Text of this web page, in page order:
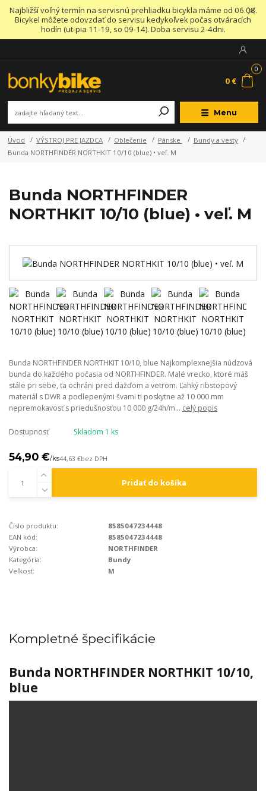
Najbližší voľný termín na servisnú prehliadku bicykla máme od 06.08.
Bicykel môžete odovzdať do servisu kedykoľvek počas otváracích
hodín (ut-pia 11-19, so 09-14). Doba servisu 2-4dni.
Menu
0
0 €
Úvod VÝSTROJ PRE JAZDCA Oblečenie Pánske
Bundy a vesty
Bunda NORTHFINDER NORTHKIT 10/10 (blue) • veľ. M
Bunda NORTHFINDER
NORTHKIT 10/10 (blue) • veľ. M
Bunda NORTHFINDER NORTHKIT 10/10, blue Najkomplexnejšia núdzová
bunda do každého počasia od NORTHFINDER. Malé vrecko, ktoré máš
stále pri sebe, ťa ochráni pred dažďom a vetrom. Ľahký ribstopový
materiál s DWR a podlepenými švami ti poskytne až 10 000 mm
nepremokavosť s priedušnosťou 10 000 g/24h/m... celý popis
Dostupnosť Skladom 1 ks
54,90 €/ks44,63 €bez DPH
Pridať do košíka
Číslo produktu:
8585047234448
EAN kód:
8585047234448
Výrobca:
NORTHFINDER
Kategória:
Bundy
Veľkosť:
M
Kompletné špecifikácie
Bunda NORTHFINDER NORTHKIT 10/10,
blue